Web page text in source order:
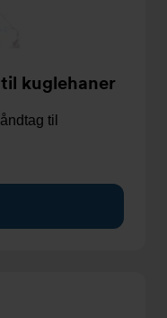
kuglehaner
til